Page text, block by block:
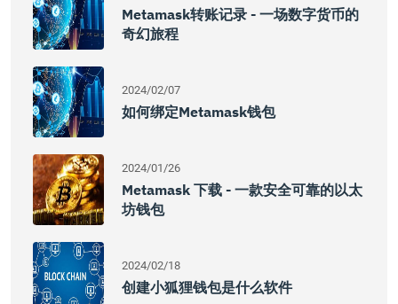
Metamask转账记录 - 一场数字货币的
奇幻旅程
2024/02/07
如何绑定Metamask钱包
2024/01/26
Metamask 下载 - 一款安全可靠的以太
坊钱包
2024/02/18
创建小狐狸钱包是什么软件